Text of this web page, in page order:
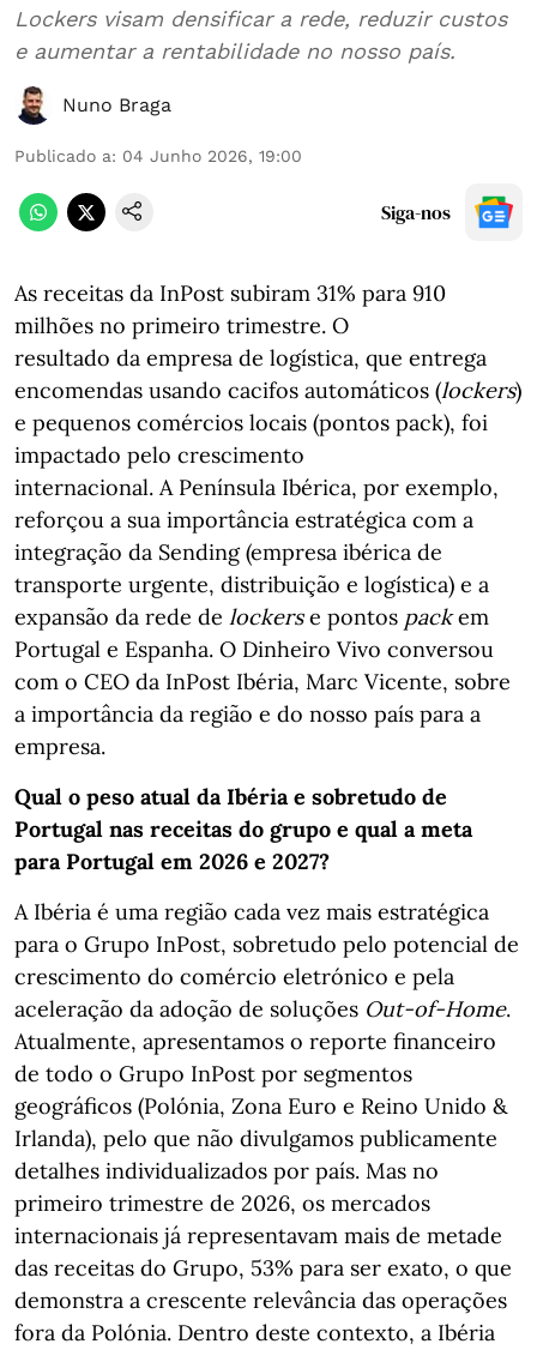
Lockers visam densificar a rede, reduzir custos
e aumentar a rentabilidade no nosso país.
Nuno Braga
Publicado a: 04 Junho 2026, 19:00
Siga-nos
As receitas da InPost subiram 31% para 910
milhões no primeiro trimestre. O
resultado da empresa de logística, que entrega
encomendas usando cacifos automáticos (lockers)
e pequenos comércios locais (pontos pack), foi
impactado pelo crescimento
internacional. A Península Ibérica, por exemplo,
reforçou a sua importância estratégica com a
integração da Sending (empresa ibérica de
transporte urgente, distribuição e logística) e a
expansão da rede de lockerse pontos packem
Portugal e Espanha. O Dinheiro Vivo conversou
com o CEO da InPost Ibéria, Marc Vicente, sobre
a importância da região e do nosso país para a
empresa.
Qual o peso atual da Ibéria e sobretudo de
Portugal nas receitas do grupo e qual a meta
para Portugal em 2026 e 2027?
A Ibéria é uma região cada vez mais estratégica
para o Grupo InPost, sobretudo pelo potencial de
crescimento do comércio eletrónico e pela
aceleração da adoção de soluções Out-of-Home.
Atualmente, apresentamos o reporte financeiro
de todo o Grupo InPost por segmentos
geográficos (Polónia, Zona Euro e Reino Unido &
Irlanda), pelo que não divulgamos publicamente
detalhes individualizados por país. Mas no
primeiro trimestre de 2026, os mercados
internacionais já representavam mais de metade
das receitas do Grupo, 53% para ser exato, o que
demonstra a crescente relevância das operações
fora da Polónia. Dentro deste contexto, a Ibéria